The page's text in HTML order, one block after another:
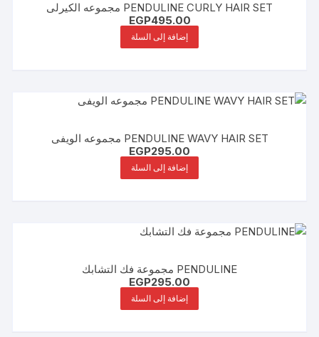
PENDULINE CURLY HAIR SET مجموعه الكيرلى
EGP495.00
إضافة إلى السلة
PENDULINE WAVY HAIR SET مجموعه الويفى
EGP295.00
إضافة إلى السلة
PENDULINE مجموعة فك التشابك
EGP295.00
إضافة إلى السلة